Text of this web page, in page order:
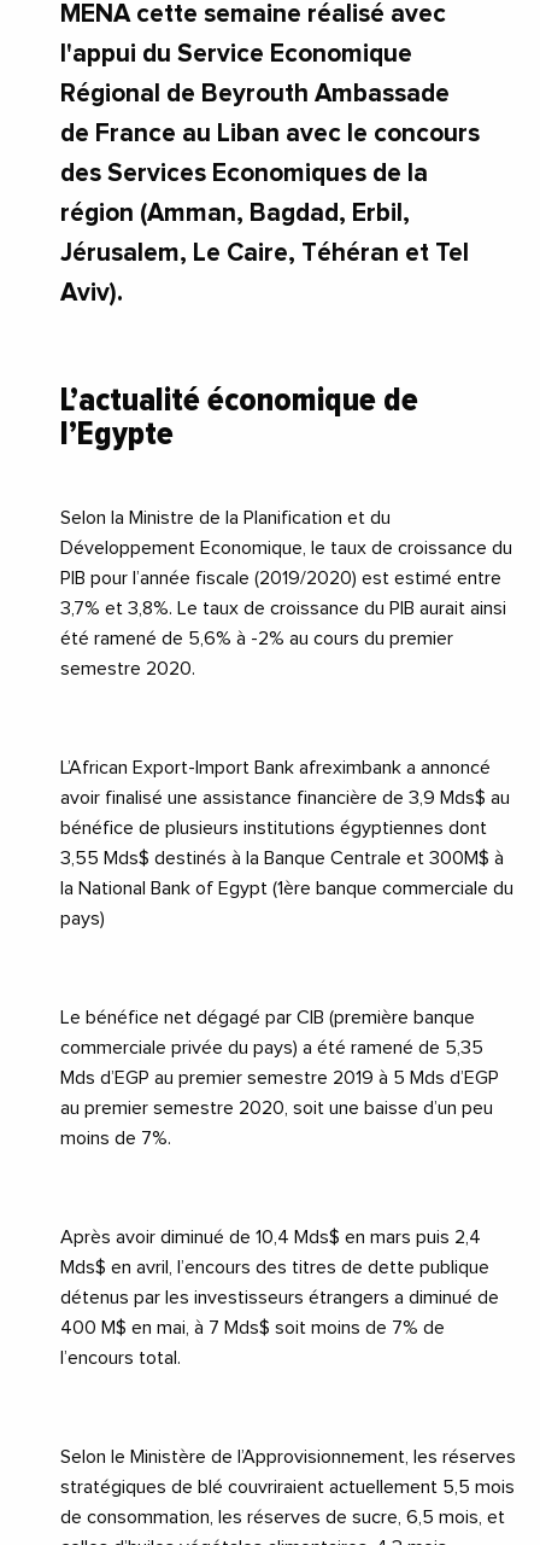
MENA cette semaine réalisé avec
l'appui du Service Economique
Régional de Beyrouth Ambassade
de France au Liban avec le concours
des Services Economiques de la
région (Amman, Bagdad, Erbil,
Jérusalem, Le Caire, Téhéran et Tel
Aviv).
L’actualité économique de
l’Egypte
Selon la Ministre de la Planification et du
Développement Economique, le taux de croissance du
PIB pour l’année fiscale (2019/2020) est estimé entre
3,7% et 3,8%. Le taux de croissance du PIB aurait ainsi
été ramené de 5,6% à -2% au cours du premier
semestre 2020.
L’African Export-Import Bank afreximbank a annoncé
avoir finalisé une assistance financière de 3,9 Mds$ au
bénéfice de plusieurs institutions égyptiennes dont
3,55 Mds$ destinés à la Banque Centrale et 300M$ à
la National Bank of Egypt (1ère banque commerciale du
pays)
Le bénéfice net dégagé par CIB (première banque
commerciale privée du pays) a été ramené de 5,35
Mds d’EGP au premier semestre 2019 à 5 Mds d’EGP
au premier semestre 2020, soit une baisse d’un peu
moins de 7%.
Après avoir diminué de 10,4 Mds$ en mars puis 2,4
Mds$ en avril, l’encours des titres de dette publique
détenus par les investisseurs étrangers a diminué de
400 M$ en mai, à 7 Mds$ soit moins de 7% de
l’encours total.
Selon le Ministère de l’Approvisionnement, les réserves
stratégiques de blé couvriraient actuellement 5,5 mois
de consommation, les réserves de sucre, 6,5 mois, et